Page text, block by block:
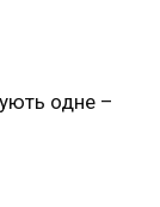
одне –